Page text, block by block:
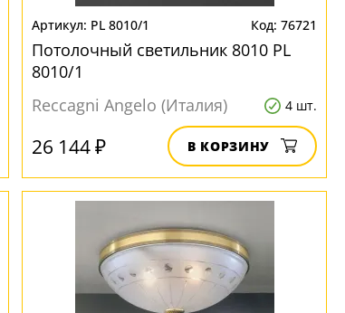
PL 8010/1 76721
Потолочный светильник 8010 PL
8010/1
Reccagni Angelo (Италия)
4 шт.
26 144 ₽ В КОРЗИНУ